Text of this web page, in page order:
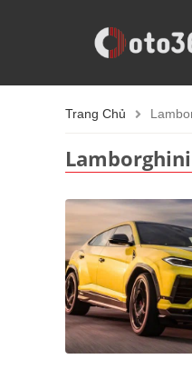
Trang Chủ